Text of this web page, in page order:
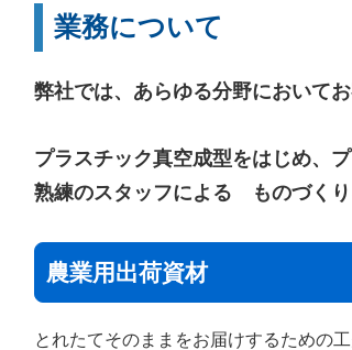
業務について
弊社では、あらゆる分野において
プラスチック真空成型をはじめ、
熟練のスタッフによる ものづくり
農業用出荷資材
とれたてそのままをお届けするための